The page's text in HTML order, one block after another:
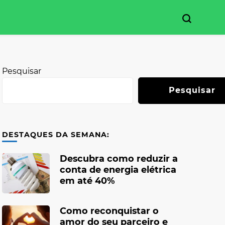
Pesquisar
Pesquisar
DESTAQUES DA SEMANA:
Descubra como reduzir a
conta de energia elétrica
em até 40%
Como reconquistar o
amor do seu parceiro e